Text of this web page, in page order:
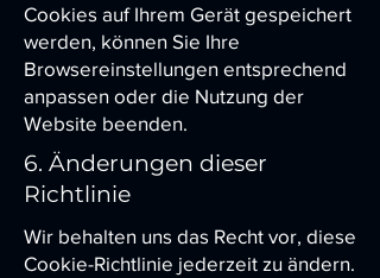
Cookies auf Ihrem Gerät gespeichert
werden, können Sie Ihre
Browsereinstellungen entsprechend
anpassen oder die Nutzung der
Website beenden.
6. Änderungen dieser
Richtlinie
Wir behalten uns das Recht vor, diese
Cookie-Richtlinie jederzeit zu ändern.